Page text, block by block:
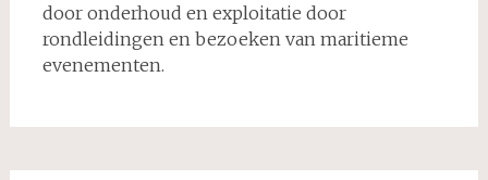
door onderhoud en exploitatie door
rondleidingen en bezoeken van maritieme
evenementen.